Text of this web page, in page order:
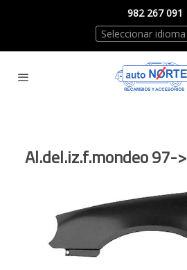
982 267 091
Seleccionar idioma
Al.del.iz.f.mondeo 97->